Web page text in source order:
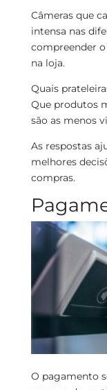
Câmeras que
intensa nas
compreender
na loja.
Quais
Que produtos
são as menos
As respostas
melhores
compras.
O pagamento